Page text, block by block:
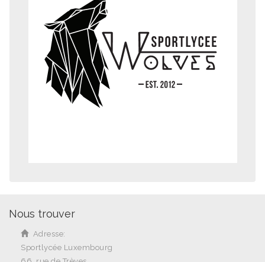
Nous trouver
Adresse:
Sportlycée Luxembourg